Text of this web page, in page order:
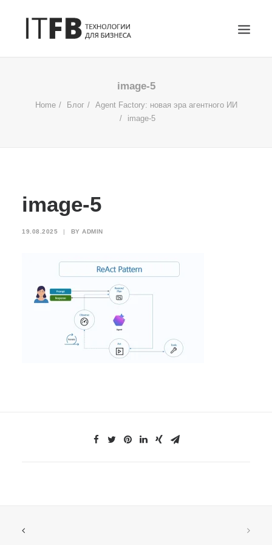
DEVOPS
АДМИНИСТРИРОВАНИЕ СЕРВЕРОВ
КОНТАКТЫ
image-5
Home Блог
Agent Factory: новая эра агентного ИИ
image-5
image-5
19.08.2025 | BY ADMIN